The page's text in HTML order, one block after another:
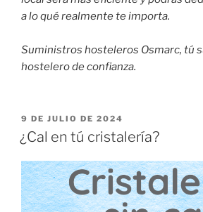
a lo qué realmente te importa.
Suministros hosteleros Osmarc, tú
hostelero de confianza.
PUBLICADO
EL
9 DE JULIO DE 2024
¿Cal en tú cristalería?